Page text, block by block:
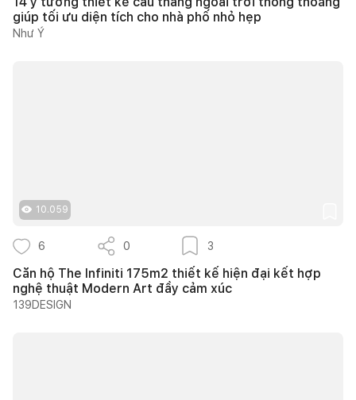
giúp tối ưu diện tích cho nhà phố nhỏ hẹp
Như Ý
10.059
6 0 3
Căn hộ The Infiniti 175m2 thiết kế hiện đại kết hợp
nghệ thuật Modern Art đầy cảm xúc
139DESIGN